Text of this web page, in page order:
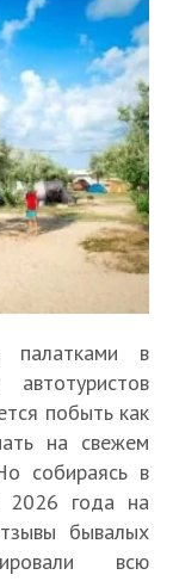
палатками в
побыть как
на свежем
собираясь в
2026 года на
бывалых
всю